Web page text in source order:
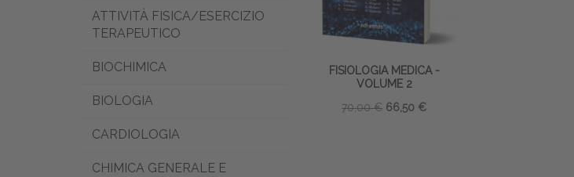
FISIOLOGIA MEDICA -
VOLUME 2
70,00 € 66,50 €
ATTIVITÀ FISICA/ESERCIZIO
TERAPEUTICO
BIOCHIMICA
BIOLOGIA
CARDIOLOGIA
CHIMICA GENERALE E